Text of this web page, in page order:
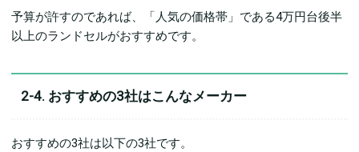
予算が許すのであれば、「人気の価格帯」である4万円台後半
以上のランドセルがおすすめです。
2-4. おすすめの3社はこんなメーカー
おすすめの3社は以下の3社です。